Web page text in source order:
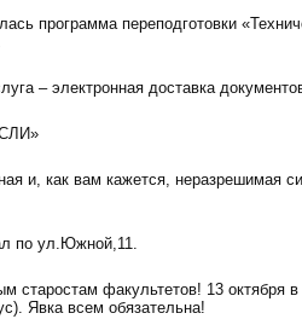
программа переподготовки
– электронная доставка
СЛИ»
и, как вам кажется, неразрешимая
по ул.Южной,11.
факультетов! 13 октября в
Явка всем обязательна!